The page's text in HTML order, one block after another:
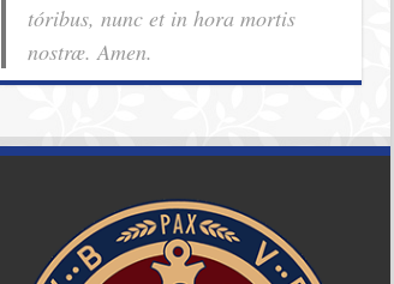
tóribus, nunc et in hora mortis
nostræ. Amen.